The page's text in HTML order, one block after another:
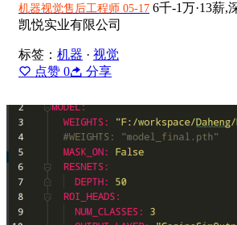
机器视觉售后工程师 05-17 6千-1万·13薪,
凯悦实业有限公司
标签： 机器 · 视觉
点赞 0 分享